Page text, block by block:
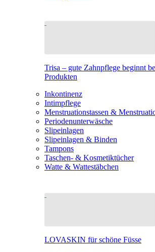
Trisa – gute Zahnpflege beginnt
Produkten
Inkontinenz
Intimpflege
Menstruationstassen &
Periodenunterwäsche
Slipeinlagen
Slipeinlagen & Binden
Tampons
Taschen- & Kosmetiktücher
Watte & Wattestäbchen
LOVASKIN für schöne Füsse